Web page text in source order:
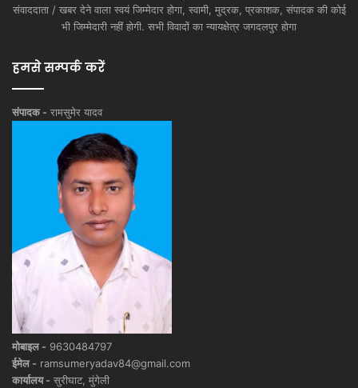
संवाददाता / खबर देने वाला स्वयं जिम्मेदार होगा, स्वामी, मुद्रक, प्रकाशक, संपादक की कोई
भी जिम्मेदारी नहीं होगी. सभी विवादों का न्यायक्षेत्र जगदलपुर होगा
हमसे सम्पर्क करें
संपादक - रामसुमेर यादव
मोबाइल - 9630484797
ईमेल - ramsumeryadav84@gmail.com
कार्यालय - सुरीघाट, मुंगेली